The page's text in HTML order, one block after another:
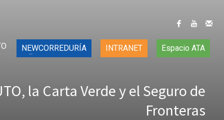
NEWCORREDURÍA INTRANET Espacio ATA
la Carta Verde y el Seguro de
Fronteras